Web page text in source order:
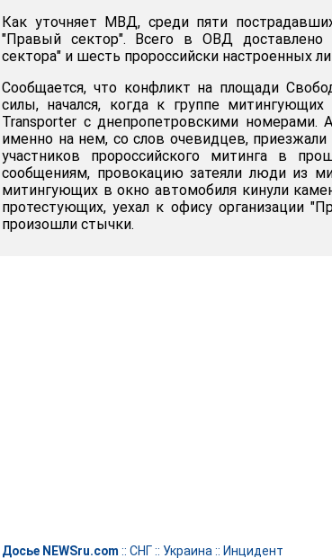
Как уточняет МВД, среди пяти
"Правый сектор". Всего в ОВД доставлено
сектора" и шесть пророссийски настроенных
Сообщается, что конфликт на площади
силы, начался, когда к группе митингующих
Transporter с днепропетровскими
именно на нем, со слов очевидцев,
участников пророссийского митинга в
сообщениям, провокацию затеяли люди из
митингующих в окно автомобиля кинули
протестующих, уехал к офису организации
произошли стычки.
Досье NEWSru.com :: СНГ:: Украина :: Инцидент